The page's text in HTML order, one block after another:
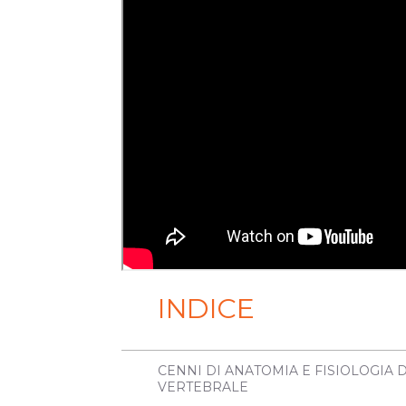
INDICE
CENNI DI ANATOMIA E FISIOLOGIA
VERTEBRALE